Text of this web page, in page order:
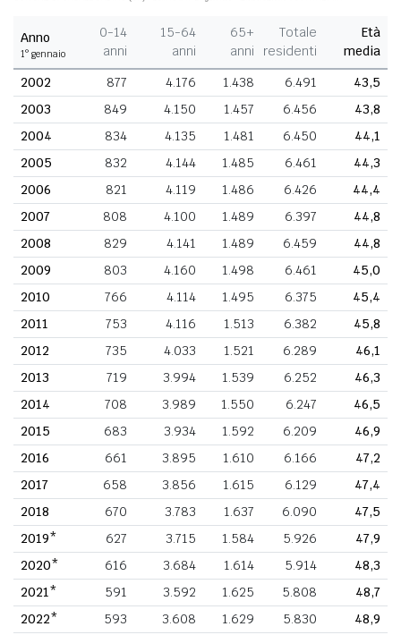
Anno
1° gennaio
0-14
anni
15-64
anni
65+
anni
Totale
residenti
Età
media
2002
877 4.176 1.438 6.491
43,5
2003
849 4.150 1.457 6.456
43,8
2004
834 4.135 1.481 6.450
44,1
2005
832 4.144 1.485 6.461
44,3
2006
821 4.119 1.486 6.426
44,4
2007
808 4.100 1.489 6.397
44,8
2008
829 4.141 1.489 6.459
44,8
2009
803 4.160 1.498 6.461
45,0
2010
766 4.114 1.495 6.375
45,4
2011
753 4.116 1.513 6.382
45,8
2012
735 4.033 1.521 6.289
46,1
2013
719 3.994 1.539 6.252
46,3
2014
708 3.989 1.550 6.247
46,5
2015
683 3.934 1.592 6.209
46,9
2016
661 3.895 1.610 6.166
47,2
2017
658 3.856 1.615 6.129
47,4
2018
670 3.783 1.637 6.090
47,5
2019*
627 3.715 1.584 5.926
47,9
2020*
616 3.684 1.614 5.914
48,3
2021*
591 3.592 1.625 5.808
48,7
2022*
593 3.608 1.629 5.830
48,9